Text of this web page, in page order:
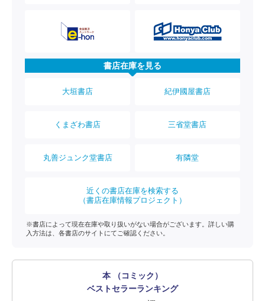
書店在庫を見る
大垣書店 紀伊國屋書店
くまざわ書店 三省堂書店
丸善ジュンク堂書店 有隣堂
近くの書店在庫を検索する
（書店在庫情報プロジェクト）
※書店によって現在在庫や取り扱いがない場合がございます。詳しい購
入方法は、各書店のサイトにてご確認ください。
本 （コミック）
ベストセラーランキング